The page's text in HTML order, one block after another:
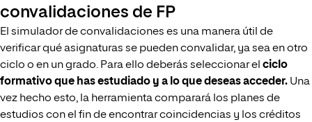
convalidaciones de FP
El simulador de convalidaciones es una manera útil de
verificar qué asignaturas se pueden convalidar, ya sea en otro
ciclo o en un grado. Para ello deberás seleccionar el ciclo
formativo que has estudiado y a lo que deseas acceder. Una
vez hecho esto, la herramienta comparará los planes de
estudios con el fin de encontrar coincidencias y los créditos